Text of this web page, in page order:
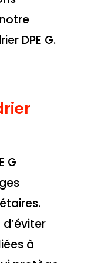
DPE G.
G
à